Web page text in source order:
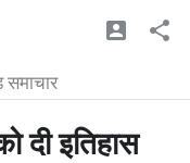
समाचार
दी इतिहास